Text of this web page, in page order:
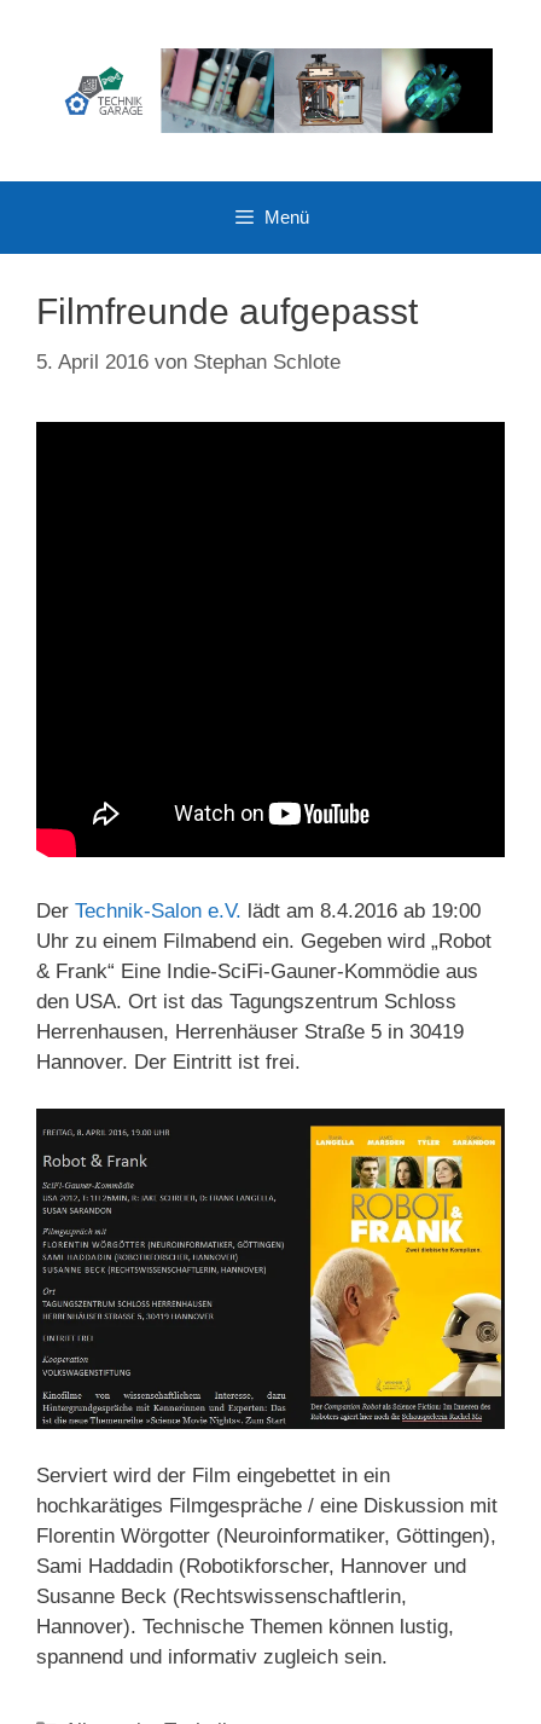
Menü
Filmfreunde aufgepasst
5. April 2016 von Stephan Schlote
Der Technik-Salon e.V. lädt am 8.4.2016 ab 19:00
Uhr zu einem Filmabend ein. Gegeben wird „Robot
& Frank“ Eine Indie-SciFi-Gauner-Kommödie aus
den USA. Ort ist das Tagungszentrum Schloss
Herrenhausen, Herrenhäuser Straße 5 in 30419
Hannover. Der Eintritt ist frei.
Serviert wird der Film eingebettet in ein
hochkarätiges Filmgespräche / eine Diskussion mit
Florentin Wörgotter (Neuroinformatiker, Göttingen),
Sami Haddadin (Robotikforscher, Hannover und
Susanne Beck (Rechtswissenschaftlerin,
Hannover). Technische Themen können lustig,
spannend und informativ zugleich sein.